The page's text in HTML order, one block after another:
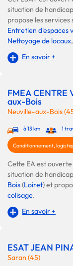
situation de
propose les services
Entretien d'espaces
Nettoyage de locaux,
En savoir +
FMEA CENTRE
aux-Bois
Neuville-aux-Bois
à 13 km 1
Conditionnement,
Cette EA est
situation de
Bois(Loiret) et
colisage.
En savoir +
ESAT JEAN
Saran (45)